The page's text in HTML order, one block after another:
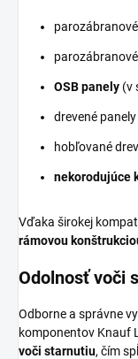
OSB panely (v
drevené
hobľované
nekorodujúce
Vďaka širokej
rámovou
Odolnosť voči
Odborne a správne
komponentov Knauf
voči starnutiu, čím